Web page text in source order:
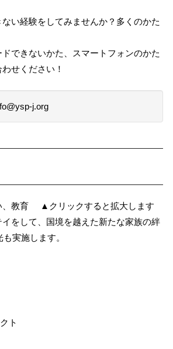
い経験をしてみませんか？多くのかた
できないかた、スマートフォンのかた
せください！
j.org
▲クリックすると拡大します
教育
をして、国境を越えた新たな家族の絆
実施します。
ト